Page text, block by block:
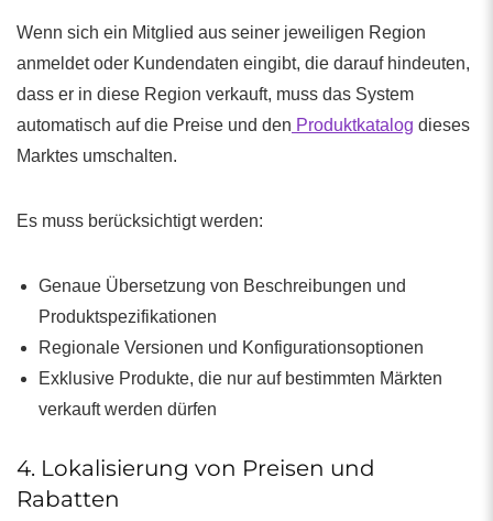
Wenn sich ein Mitglied aus seiner jeweiligen Region
anmeldet oder Kundendaten eingibt, die darauf hindeuten,
dass er in diese Region verkauft, muss das System
automatisch auf die Preise und den Produktkatalog dieses
Marktes umschalten.
Es muss berücksichtigt werden:
Genaue Übersetzung von Beschreibungen und
Produktspezifikationen
Regionale Versionen und Konfigurationsoptionen
Exklusive Produkte, die nur auf bestimmten Märkten
verkauft werden dürfen
4. Lokalisierung von Preisen und
Rabatten